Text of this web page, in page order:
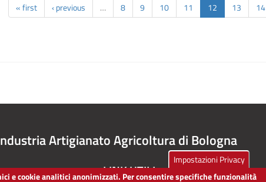
« first ‹ previous … 8 9 10 11 12 13 14
Artigianato Agricoltura di Bologna
LINK UTILI
Impostazioni Privacy
e cookie analitici anonimizzati. Per consentire specifiche funzionalità